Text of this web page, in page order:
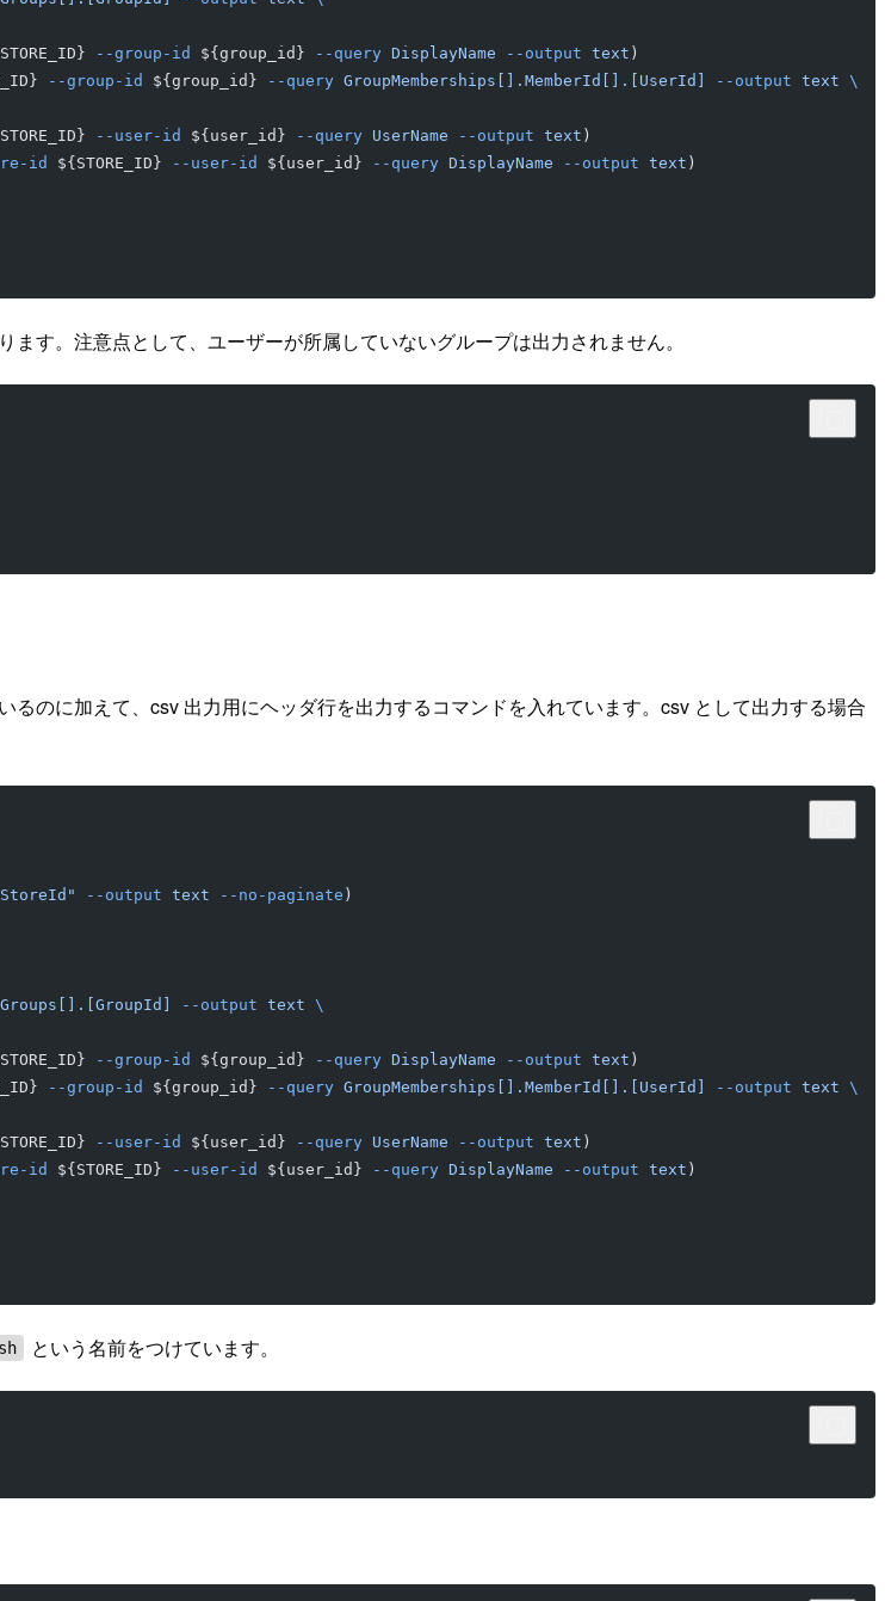
--group-id ${group_id} --query DisplayName --output text )
--group-id ${group_id} --query GroupMemberships[].MemberId[].[UserId] --output text \
--user-id ${user_id} --query UserName --output text )
id ${STORE_ID} --user-id ${user_id} --query DisplayName --output text )
す。注意点として、ユーザーが所属していないグループは出力されません。
のに加えて、csv 出力用にヘッダ行を出力するコマンドを入れています。csv として出力する場合
--output text --no-paginate )
--output text \
--group-id ${group_id} --query DisplayName --output text )
--group-id ${group_id} --query GroupMemberships[].MemberId[].[UserId] --output text \
--user-id ${user_id} --query UserName --output text )
id ${STORE_ID} --user-id ${user_id} --query DisplayName --output text )
という名前をつけています。